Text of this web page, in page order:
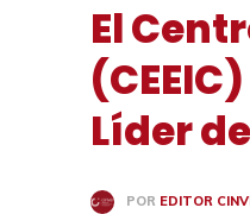
El
Líder
POR EDITOR